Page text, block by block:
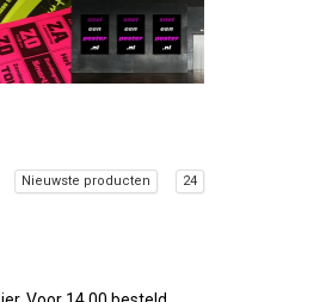
Nieuwste producten 24